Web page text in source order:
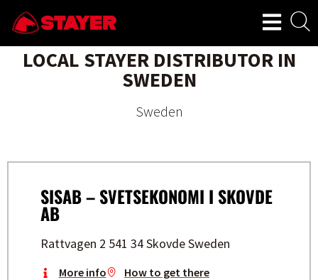
LOCAL STAYER DISTRIBUTOR IN
SWEDEN
Sweden
SISAB – SVETSEKONOMI I SKOVDE
AB
Rattvagen 2 541 34 Skovde Sweden
More info How to get there